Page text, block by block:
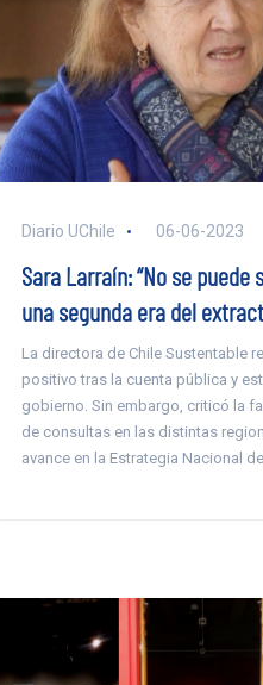
Diario UChile 06-06-2023
Sara Larraín: “No se puede
una segunda era del
La directora de Chile Sustentable
positivo tras la cuenta pública y
gobierno. Sin embargo, criticó la
de consultas en las distintas
avance en la Estrategia Nacional